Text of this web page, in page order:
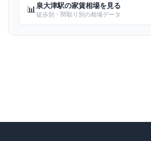
📊 泉大津駅の家賃相場を見る
徒歩別・間取り別の相場データ